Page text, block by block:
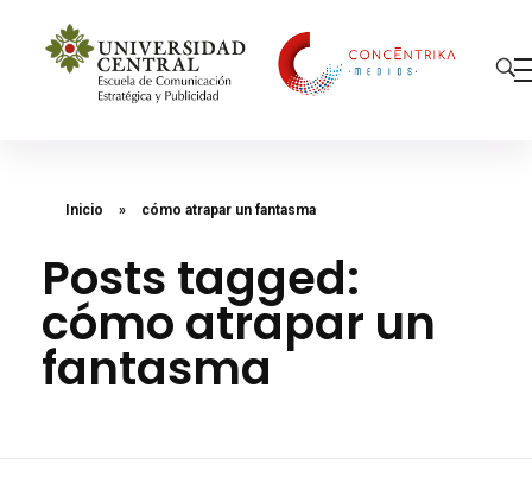
Inicio » cómo atrapar un fantasma
Posts tagged:
cómo atrapar un
fantasma